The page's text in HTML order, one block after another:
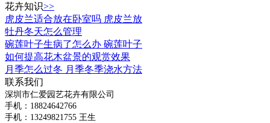
花卉知识>>
虎皮兰适合放在卧室吗 虎皮兰放
牡丹冬天怎么管理
碗莲叶子生病了怎么办 碗莲叶子
如何提高花木盆景的观赏效果
月季怎么过冬 月季冬季浇水方法
联系我们
深圳市仁爱园艺花卉有限公司
手机：18824642766
手机： 13249821755 王生